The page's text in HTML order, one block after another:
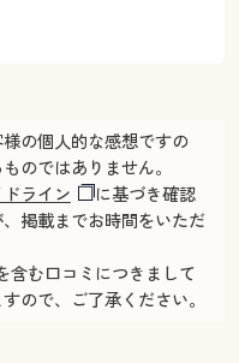
の個人的な感想ですの
のではありません。
ライン
に基づき確認
掲載までお時間をいただ
含む口コミにつきまして
ので、ご了承ください。